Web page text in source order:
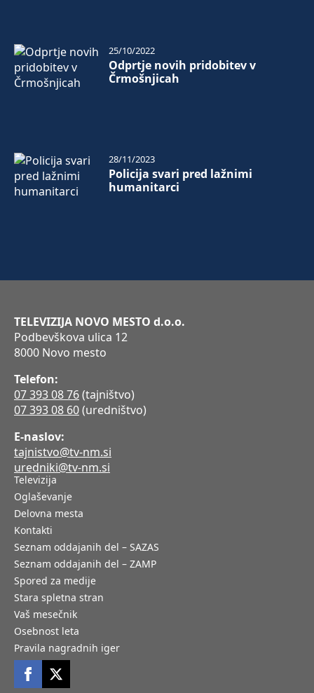
Odprtje novih pridobitev v
Črmošnjicah
25/10/2022
Policija svari pred lažnimi
humanitarci
28/11/2023
TELEVIZIJA NOVO MESTO d.o.o.
Podbevškova ulica 12
8000 Novo mesto
Telefon:
07 393 08 76(tajništvo)
07 393 08 60(uredništvo)
E-naslov:
tajnistvo@tv-nm.si
uredniki@tv-nm.si
Televizija
Oglaševanje
Delovna mesta
Kontakti
Seznam oddajanih del – SAZAS
Seznam oddajanih del – ZAMP
Spored za medije
Stara spletna stran
Vaš mesečnik
Osebnost leta
Pravila nagradnih iger